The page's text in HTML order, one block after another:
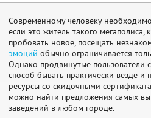
Современному человеку
если это житель такого
пробовать новое, посещать
эмоций обычно ограничивается
Однако продвинутые пользователи
способ бывать практически везде
ресурсы со скидочными
можно найти предложения самых
заведений в любом городе.